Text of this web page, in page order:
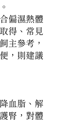
偏濕熱體
得、常見
主參考，
，則建議
血脂、解
腎，對體